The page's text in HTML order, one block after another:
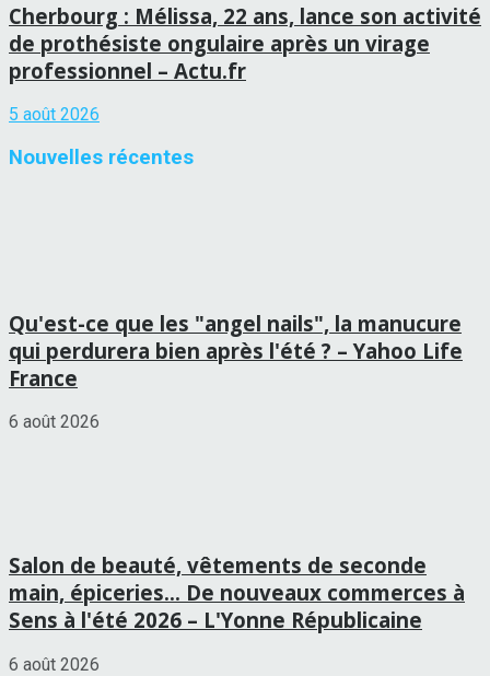
Cherbourg : Mélissa, 22 ans, lance son activité
de prothésiste ongulaire après un virage
professionnel – Actu.fr
5 août 2026
Nouvelles récentes
Qu'est-ce que les "angel nails", la manucure
qui perdurera bien après l'été ? – Yahoo Life
France
6 août 2026
Salon de beauté, vêtements de seconde
main, épiceries… De nouveaux commerces à
Sens à l'été 2026 – L'Yonne Républicaine
6 août 2026